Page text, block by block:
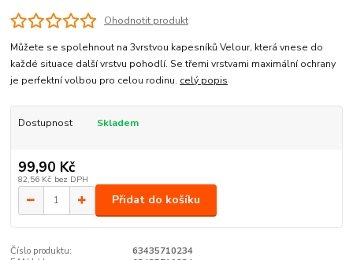
Ohodnotit produkt
Můžete se spolehnout na 3vrstvou kapesníků Velour, která vnese do
každé situace další vrstvu pohodlí. Se třemi vrstvami maximální ochrany
je perfektní volbou pro celou rodinu. celý popis
Dostupnost Skladem
99,90 Kč
82,56 Kč bez DPH
Přidat do košíku
Číslo produktu:
63435710234